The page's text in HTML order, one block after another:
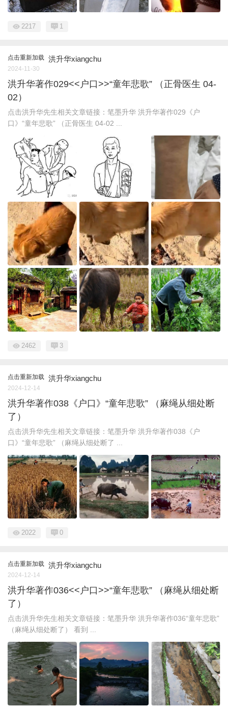
2217 1
点击重新加载 洪升华xiangchu
2024-11-30
洪升华著作029<<户口>>“童年悲歌” （正骨医生 04-
02）
点击洪升华先生相关文章链接：笔墨升华 洪升华著作029《户
口》“童年悲歌” （正骨医生 04-02 ...
2462 3
点击重新加载 洪升华xiangchu
2024-12-14
洪升华著作038《户口》“童年悲歌” （麻绳从细处断
了）
点击洪升华先生相关文章链接：笔墨升华 洪升华著作038《户
口》“童年悲歌” （麻绳从细处断了 ...
2022 0
点击重新加载 洪升华xiangchu
2024-12-14
洪升华著作036<<户口>>“童年悲歌” （麻绳从细处断
了）
点击洪升华先生相关文章链接：笔墨升华 洪升华著作036“童年悲歌”
（麻绳从细处断了） 看到 ...